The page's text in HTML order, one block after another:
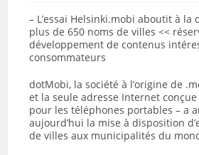
– L’essai Helsinki.mobi aboutit à
plus de 650 noms de villes <<
développement de contenus
consommateurs
dotMobi, la société à l’origine de
et la seule adresse Internet
pour les téléphones portables – a
aujourd’hui la mise à disposition
de villes aux municipalités du